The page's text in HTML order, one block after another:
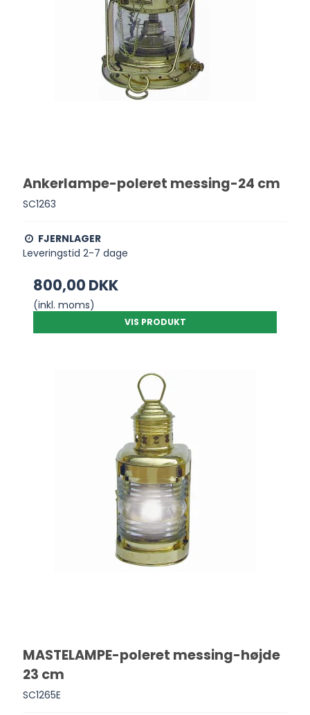
Ankerlampe-poleret messing-24 cm
SC1263
FJERNLAGER
Leveringstid 2-7 dage
800,00 DKK
(inkl. moms)
VIS PRODUKT
MASTELAMPE-poleret messing-højde
23 cm
SC1265E